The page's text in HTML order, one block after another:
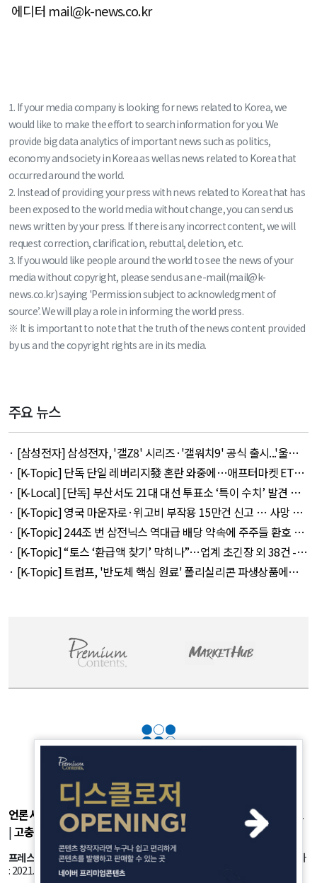
에디터 mail@k-news.co.kr
1. If your media company is looking for news related to Korea, we
would like to make the effort to search information for you. We
provide big data analytics of important news such as politics,
economy and society in Korea as well as news related to Korea that
occurred around the world.
2. Instead of providing your press with news related to Korea that has
been exposed to the world media without change, you can send us
news written by your press. If there is any incorrect content, we will
request correction, clarification, rebuttal, deletion, etc.
3. If you would like people around the world to see the news of your
media without copyright, please send us an e-mail(mail@k-
news.co.kr) saying 'Permission subject to acknowledgment of
source’. We will play a role in informing the world press.
※ It is important to note that the truth of the news content provided
by us and the copyright rights are in its media.
주요 뉴스
· [삼성전자] 삼성전자, '갤Z8' 시리즈·'갤워치9' 공식 출시...'울트
라' 257만 7300원 외 51건 - August 6, 2026
· [K-Topic] 단독 단일 레버리지發 혼란 와중에…애프터마켓 ETF
거래 강행 외 71건 - August 6, 2026
· [K-Local] [단독] 부산서도 21대 대선 투표소 ‘특이 수치’ 발견 외
14건 - August 6, 2026
· [K-Topic] 영국 마운자로·위고비 부작용 15만건 신고 … 사망 연
관 사례 153건 외 50건 - August 6, 2026
· [K-Topic] 244조 번 삼전닉스 역대급 배당 약속에 주주들 환호 외
21건 - August 6, 2026
· [K-Topic] “토스 ‘환급액 찾기’ 막히나”…업계 초긴장 외 38건 -
August 6, 2026
· [K-Topic] 트럼프, '반도체 핵심 원료' 폴리실리콘 파생상품에
언론사소개 |개인정보취급방침|광고후원 부가서비스|기사제보
|고충처리 |청소년보호정책
프레스룸
: 서울시 강서구 공항대로 45길 25 등록번호: 서울 아53981 등록일자
: 2021.10.18 발행인: 정유란 편집인: 신한진